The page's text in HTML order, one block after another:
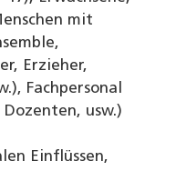
mit
Erzieher,
Fachpersonal
usw.)
Einflüssen,